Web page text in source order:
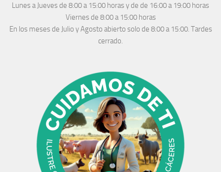
Lunes a Jueves de 8:00 a 15:00 horas y de de 16:00 a 19:00 horas
Viernes de 8:00 a 15:00 horas
En los meses de Julio y Agosto abierto solo de 8:00 a 15:00. Tardes
cerrado.